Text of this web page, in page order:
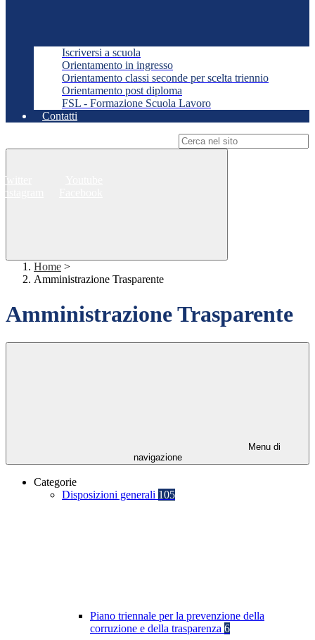
Iscriversi a scuola
Orientamento in ingresso
Orientamento classi seconde per scelta triennio
Orientamento post diploma
FSL - Formazione Scuola Lavoro
Contatti
Twitter
Instagram
Home >
Amministrazione Trasparente
Amministrazione Trasparente
Menu di
navigazione
Categorie
Disposizioni generali 105
Piano triennale per la prevenzione della
corruzione e della trasparenza 6